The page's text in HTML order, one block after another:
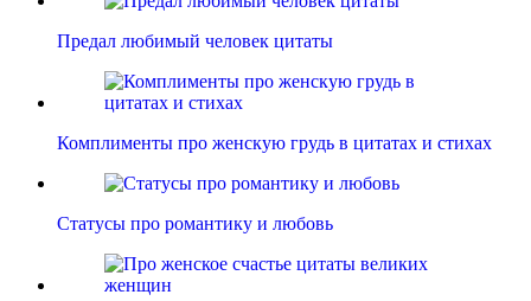
Предал любимый человек цитаты
Комплименты про женскую грудь в цитатах и стихах
Статусы про романтику и любовь